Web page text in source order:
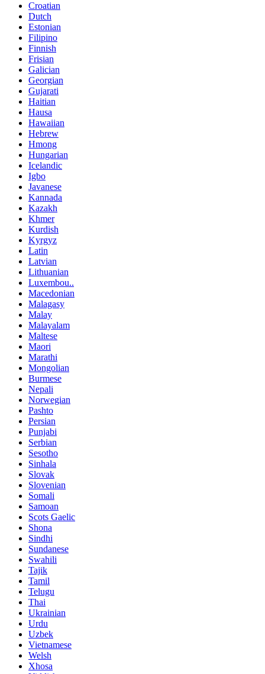
Croatian
Dutch
Estonian
Filipino
Finnish
Frisian
Galician
Georgian
Gujarati
Haitian
Hausa
Hawaiian
Hebrew
Hmong
Hungarian
Icelandic
Igbo
Javanese
Kannada
Kazakh
Khmer
Kurdish
Kyrgyz
Latin
Latvian
Lithuanian
Luxembou..
Macedonian
Malagasy
Malay
Malayalam
Maltese
Maori
Marathi
Mongolian
Burmese
Nepali
Norwegian
Pashto
Persian
Punjabi
Serbian
Sesotho
Sinhala
Slovak
Slovenian
Somali
Samoan
Scots Gaelic
Shona
Sindhi
Sundanese
Swahili
Tajik
Tamil
Telugu
Thai
Ukrainian
Urdu
Uzbek
Vietnamese
Welsh
Xhosa